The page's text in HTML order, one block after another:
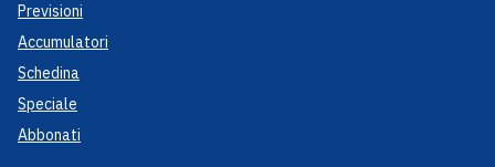
Previsioni
Accumulatori
Schedina
Speciale
Abbonati